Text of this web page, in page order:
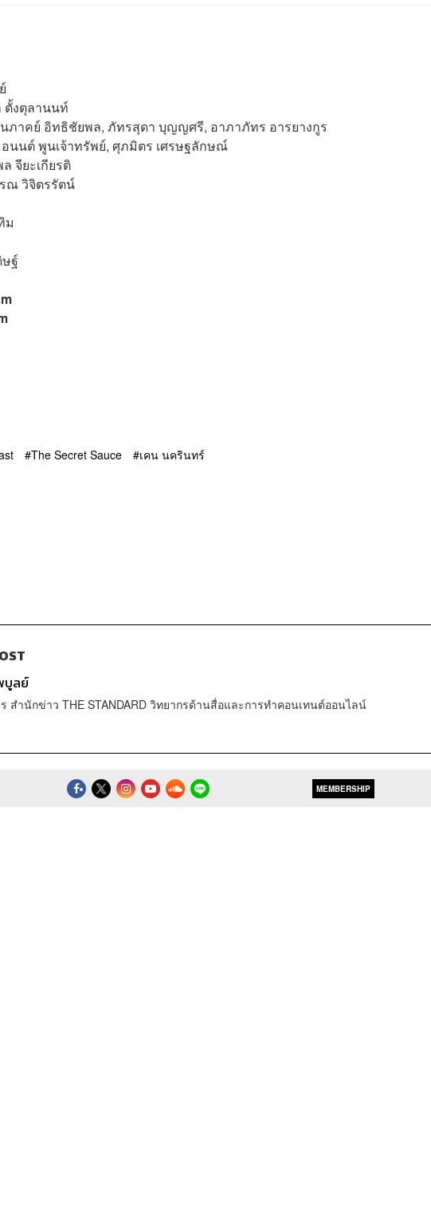
ตั้งตุลานนท์
ภาคย์ อิทธิชัยพล, ภัทรสุดา บุญญศรี, อาภาภัทร อารยางกูร
นนต์ พูนเจ้าทรัพย์, ศุภมิตร เศรษฐลักษณ์
จียะเกียรติ
ณ วิจิตรรัตน์
ม
ฐ์
The Secret Sauce เคน นครินทร์
บูลย์
สำนักข่าว THE STANDARD วิทยากรด้านสื่อและการทำคอนเทนต์ออนไลน์
MEMBERSHIP